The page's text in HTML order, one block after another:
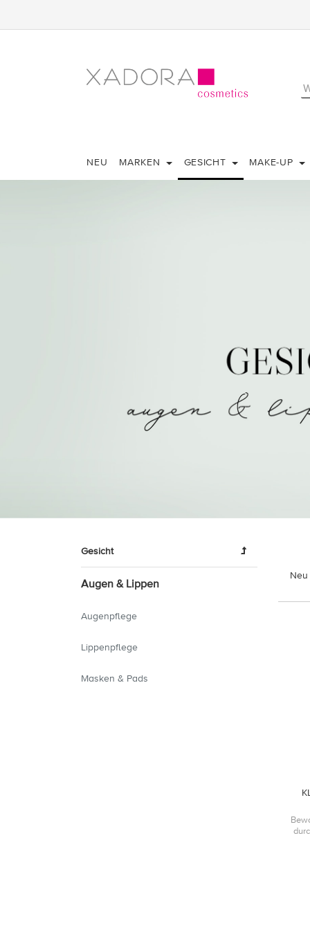
NEU MARKEN GESICHT MAKE-UP
Gesicht
Augen & Lippen
Augenpflege
Lippenpflege
Masken & Pads